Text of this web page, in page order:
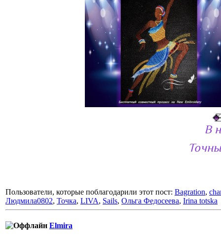
В
Пользователи, которые поблагодарили этот пост: Bagration,
Людмила0802, Точка, LIVA, Sails, Ольга Федосеева, Irina totska
Elmira